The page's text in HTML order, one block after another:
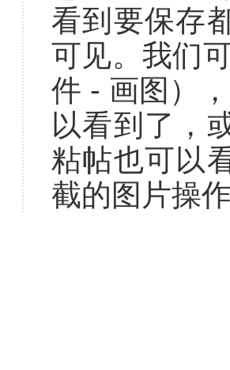
看到要保存
可见。我们
件 - 画图）
以看到了，
粘帖也可以
截的图片操